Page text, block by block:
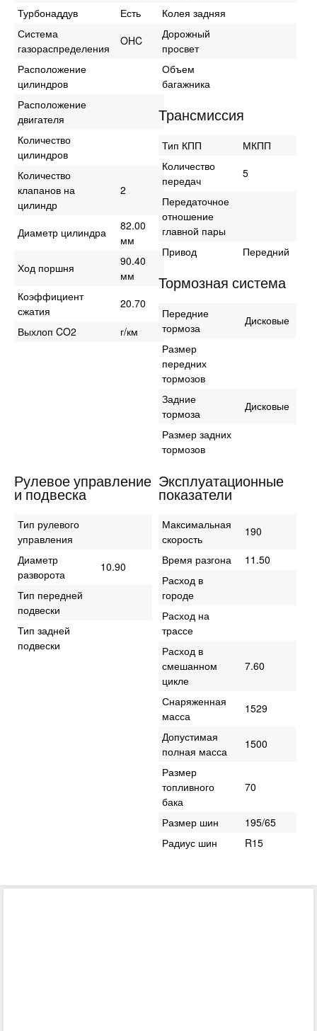
Турбонаддув
Есть
Система
газораспределения
OHC
Расположение
цилиндров
Расположение
двигателя
Количество
цилиндров
Количество
клапанов на
цилиндр
2
Диаметр цилиндра
82.00
мм
Ход поршня
90.40
мм
Коэффициент
сжатия
20.70
Выхлоп CO2
г/км
Колея задняя
Дорожный
просвет
Объем
багажника
Трансмиссия
Тип КПП
МКПП
Количество
передач
5
Передаточное
отношение
главной пары
Привод
Передний
Тормозная система
Передние
тормоза
Дисковые
Размер
передних
тормозов
Задние
тормоза
Дисковые
Размер задних
тормозов
Рулевое управление
и подвеска
Тип рулевого
управления
Диаметр
разворота
10.90
Тип передней
подвески
Тип задней
подвески
Эксплуатационные
показатели
Максимальная
скорость
190
Время разгона
11.50
Расход в
городе
Расход на
трассе
Расход в
смешанном
цикле
7.60
Снаряженная
масса
1529
Допустимая
полная масса
1500
Размер
топливного
бака
70
Размер шин
195/65
Радиус шин
R15